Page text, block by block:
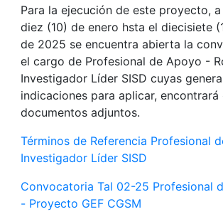
Para la ejecución de este proyecto,
diez (10) de enero hsta el diecisiete
de 2025 se encuentra abierta la
el cargo de Profesional de Apoyo -
Investigador Líder SISD cuyas
indicaciones para aplicar, encontrará
documentos adjuntos.
Términos de Referencia Profesional
Investigador Líder SISD
Convocatoria Tal 02-25 Profesional
- Proyecto GEF CGSM